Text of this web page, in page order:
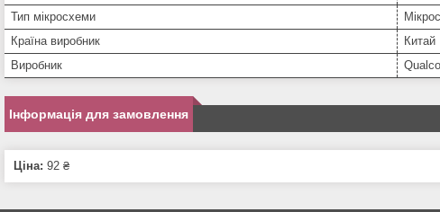
Тип мікросхеми
Країна виробник
Китай
Виробник
Інформація для замовлення
Ціна: 92 ₴